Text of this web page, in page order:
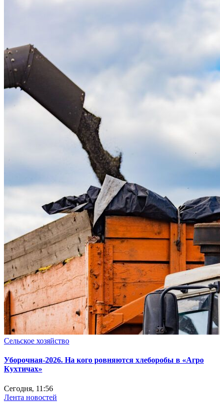
Сельское хозяйство
Уборочная-2026. На кого ровняются хлеборобы в «Агро
Кухтичах»
Сегодня, 11:56
Лента новостей